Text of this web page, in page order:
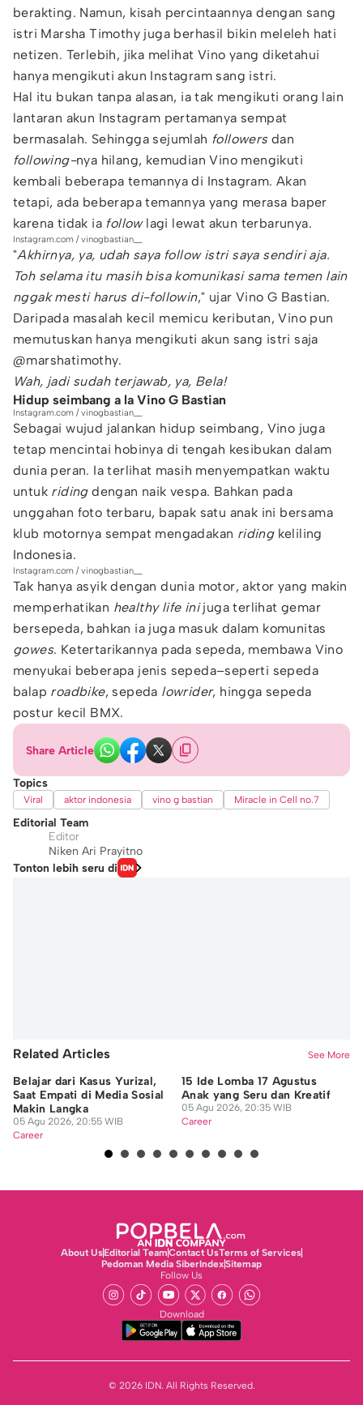
berakting. Namun, kisah percintaannya dengan sang
istri Marsha Timothy juga berhasil bikin meleleh hati
netizen. Terlebih, jika melihat Vino yang diketahui
hanya mengikuti akun Instagram sang istri.
Hal itu bukan tanpa alasan, ia tak mengikuti orang lain
lantaran akun Instagram pertamanya sempat
bermasalah. Sehingga sejumlah followersdan
following-nya hilang, kemudian Vino mengikuti
kembali beberapa temannya di Instagram. Akan
tetapi, ada beberapa temannya yang merasa baper
karena tidak ia followlagi lewat akun terbarunya.
Instagram.com / vinogbastian__
"Akhirnya, ya, udah saya follow istri saya sendiri aja.
Toh selama itu masih bisa komunikasi sama temen lain
nggak mesti harus di-followin," ujar Vino G Bastian.
Daripada masalah kecil memicu keributan, Vino pun
memutuskan hanya mengikuti akun sang istri saja
@marshatimothy.
Wah, jadi sudah terjawab, ya, Bela!
Hidup seimbang a la Vino G Bastian
Instagram.com / vinogbastian__
Sebagai wujud jalankan hidup seimbang, Vino juga
tetap mencintai hobinya di tengah kesibukan dalam
dunia peran. Ia terlihat masih menyempatkan waktu
untuk ridingdengan naik vespa. Bahkan pada
unggahan foto terbaru, bapak satu anak ini bersama
klub motornya sempat mengadakan ridingkeliling
Indonesia.
Instagram.com / vinogbastian__
Tak hanya asyik dengan dunia motor, aktor yang makin
memperhatikan healthy life inijuga terlihat gemar
bersepeda, bahkan ia juga masuk dalam komunitas
gowes. Ketertarikannya pada sepeda, membawa Vino
menyukai beberapa jenis sepeda–seperti sepeda
balap roadbike, sepeda lowrider, hingga sepeda
postur kecil BMX.
Share Article
Topics
Viral aktor indonesia vino g bastian Miracle in Cell no.7
Editorial Team
Editor
Niken Ari Prayitno
Tonton lebih seru di
Related Articles See More
Belajar dari Kasus Yurizal,
Saat Empati di Media Sosial
Makin Langka
05 Agu 2026, 20:55 WIB
Career
15 Ide Lomba 17 Agustus
Anak yang Seru dan Kreatif
05 Agu 2026, 20:35 WIB
Career
About UsEditorial TeamContact UsTerms of Services
Pedoman Media SiberIndexSitemap
Follow Us
Download
© 2026 IDN. All Rights Reserved.